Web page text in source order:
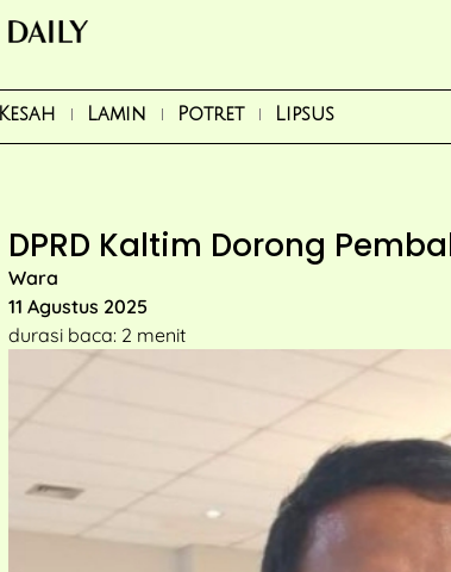
Kesah Lamin Potret Lipsus
DPRD Kaltim Dorong
Wara
11 Agustus 2025
durasi baca: 2 menit